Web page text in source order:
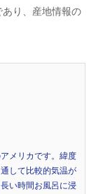
り、産地情報の
メリカです。緯度
して比較的気温が
い時間お風呂に浸